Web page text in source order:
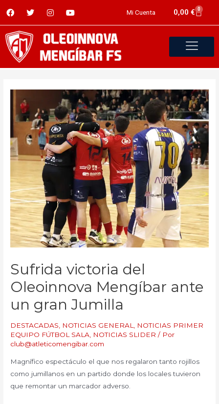
Mi Cuenta 0,00 € 0
Sufrida victoria del
Oleoinnova Mengíbar ante
un gran Jumilla
DESTACADAS NOTICIAS GENERAL
NOTICIAS PRIMER
EQUIPO FÚTBOL SALA
NOTICIAS SLIDER / Por
club@atleticomengibar.com
Magnífico espectáculo el que nos regalaron tanto rojillos
como jumillanos en un partido donde los locales tuvieron
que remontar un marcador adverso.